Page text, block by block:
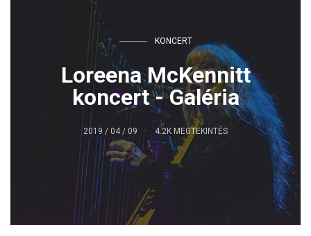
KONCERT
Loreena McKennitt
koncert - Galéria
2019 / 04 / 09 4.2K MEGTEKINTÉS